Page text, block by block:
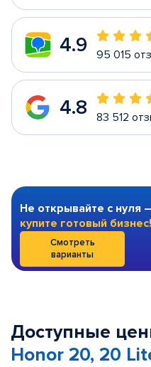
4.9 95 015
4.8 83 512
Не открывайте с нуля
купите готовый бизнес!
Смотреть
варианты
Доступные
Honor 20, 20